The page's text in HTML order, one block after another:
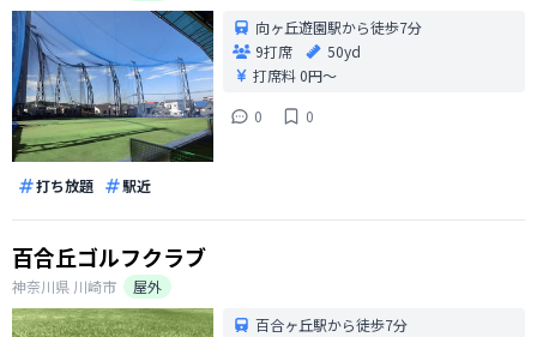
向ヶ丘遊園駅から徒歩7分
9打席
50yd
打席料0円〜
0
0
打ち放題 駅近
百合丘ゴルフクラブ
神奈川県 川崎市
屋外
百合ヶ丘駅から徒歩7分